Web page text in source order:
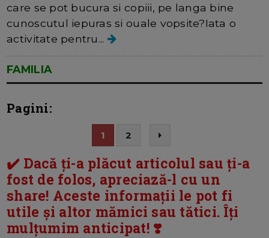
care se pot bucura si copiii, pe langa bine
cunoscutul iepuras si ouale vopsite?Iata o
activitate pentru...
FAMILIA
Pagini:
1 2
✔️ Dacă ți-a plăcut articolul sau ți-a
fost de folos, apreciază-l cu un
share! Aceste informații le pot fi
utile și altor mămici sau tătici. Îți
mulțumim anticipat! ❣️